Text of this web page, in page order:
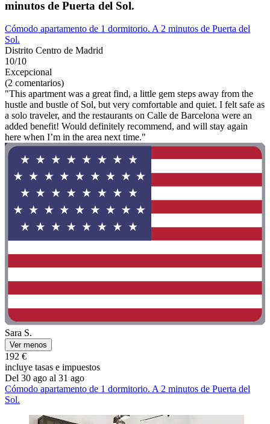
minutos de Puerta del Sol.
Cómodo apartamento de 1 dormitorio. A 2 minutos de Puerta del
Sol.
Distrito Centro de Madrid
10/10
Excepcional
(2 comentarios)
"This apartment was a great find, a little gem steps away from the
hustle and bustle of Sol, but very comfortable and quiet. I felt safe as
a solo traveler, and the restaurants on Calle de Barcelona were an
added benefit! Would definitely recommend, and will stay again
here when I’m in the area next time."
Sara S.
Ver menos
192 €
incluye tasas e impuestos
Del 30 ago al 31 ago
Cómodo apartamento de 1 dormitorio. A 2 minutos de Puerta del
Sol.